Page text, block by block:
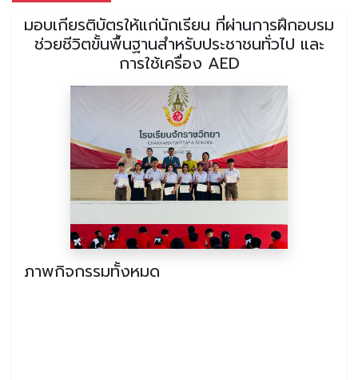
มอบเกียรติบัตรให้แก่นักเรียน ที่ผ่านการฝึกอบรม
ช่วยชีวิตขั้นพื้นฐานสำหรับประชาชนทั่วไป และ
การใช้เครื่อง AED
ภาพกิจกรรมทั้งหมด